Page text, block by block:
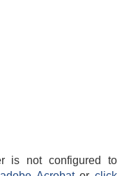
is not configured to